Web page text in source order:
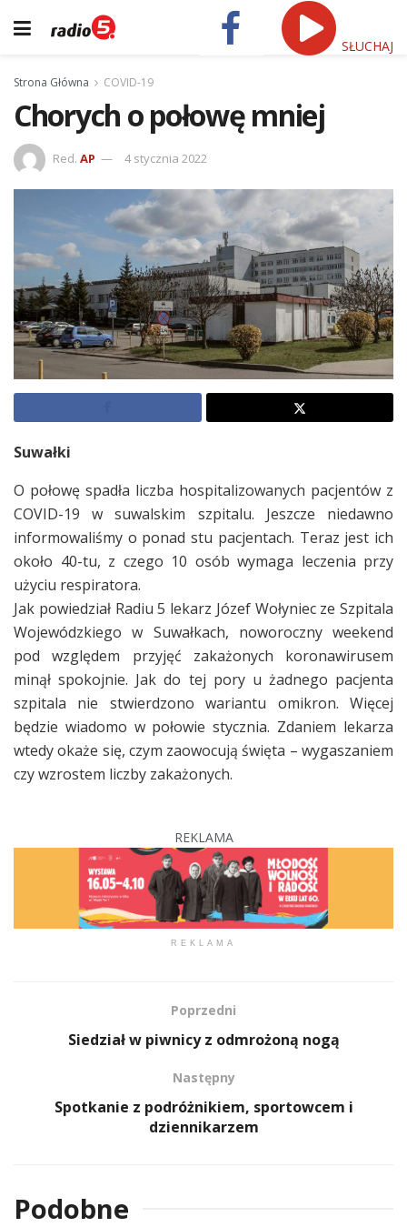
SŁUCHAJ
Strona Główna COVID-19
Chorych o połowę mniej
Red. AP 4 stycznia 2022
Suwałki
O połowę spadła liczba hospitalizowanych pacjentów z
COVID-19 w suwalskim szpitalu. Jeszcze niedawno
informowaliśmy o ponad stu pacjentach. Teraz jest ich
około 40-tu, z czego 10 osób wymaga leczenia przy
użyciu respiratora.
Jak powiedział Radiu 5 lekarz Józef Wołyniec ze Szpitala
Wojewódzkiego w Suwałkach, noworoczny weekend
pod względem przyjęć zakażonych koronawirusem
minął spokojnie. Jak do tej pory u żadnego pacjenta
szpitala nie stwierdzono wariantu omikron. Więcej
będzie wiadomo w połowie stycznia. Zdaniem lekarza
wtedy okaże się, czym zaowocują święta – wygaszaniem
czy wzrostem liczby zakażonych.
REKLAMA
REKLAMA
Poprzedni
Siedział w piwnicy z odmrożoną nogą
Następny
Spotkanie z podróżnikiem, sportowcem i
dziennikarzem
Podobne